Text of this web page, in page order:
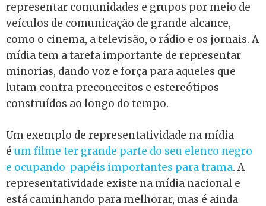
representar comunidades e grupos por meio de
veículos de comunicação de grande alcance,
como o cinema, a televisão, o rádio e os jornais. A
mídia tem a tarefa importante de representar
minorias, dando voz e força para aqueles que
lutam contra preconceitos e estereótipos
construídos ao longo do tempo.
Um exemplo de representatividade na mídia
é um filme ter grande parte do seu elenco negro
e ocupando papéis importantes para trama. A
representatividade existe na mídia nacional e
está caminhando para melhorar, mas é ainda